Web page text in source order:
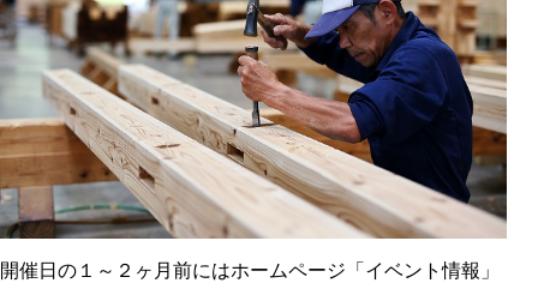
開催日の１～２ヶ月前にはホームページ「イベント情報」